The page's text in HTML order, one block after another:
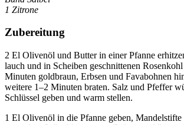
1 Zitrone
Zubereitung
2 El Olivenöl und Butter in einer Pfanne
lauch und in Scheiben ge­schnittenen
Minuten gold­braun, Erbsen und Fava­bohnen
weitere 1–2 Minuten braten. Salz und Pfeffer
Schlüssel geben und warm stellen.
1 El Olivenöl in die Pfanne geben,